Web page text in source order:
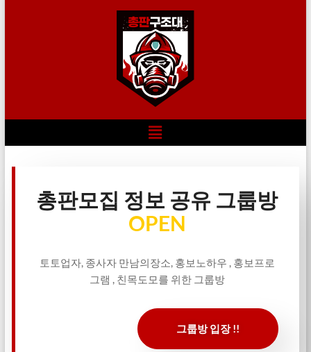
총판모집 정보 공유 그룹방
OPEN
토토업자, 종사자 만남의장소, 홍보노하우 , 홍보프로
그램 , 친목도모를 위한 그룹방
그룹방 입장 !!